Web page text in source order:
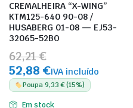
CREMALHEIRA “X-WING”
KTM125-640 90-08 /
HUSABERG 01-08 — EJ53-
32065-52BO
62,21 €
52,88 €IVA incluído
Poupa 9,33 € (15%)
Em stock